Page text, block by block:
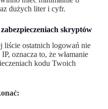
dużych liter i cyfr.
skryptów
liście ostatnich logowań nie
oznacza to, że włamanie
kodu Twoich